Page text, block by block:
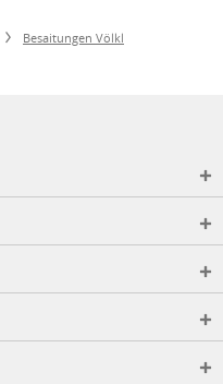
Besaitungen Völkl